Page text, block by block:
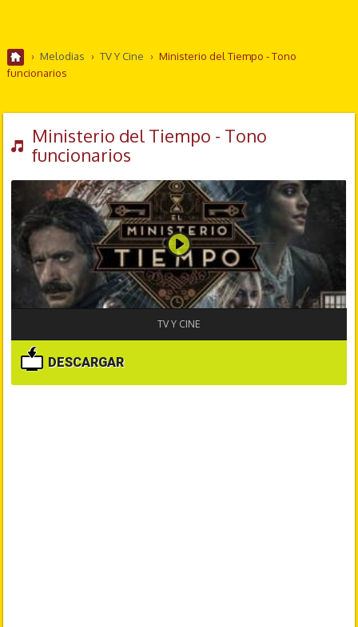
› Melodias › TV Y Cine › Ministerio del Tiempo - Tono
funcionarios
Ministerio del Tiempo - Tono
funcionarios
TV Y CINE
DESCARGAR